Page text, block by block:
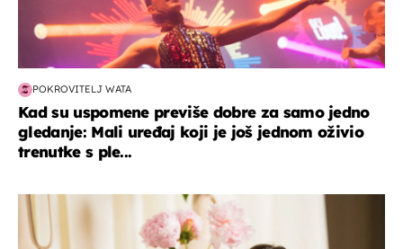
POKROVITELJ WATA
Kad su uspomene previše dobre za samo jedno
gledanje: Mali uređaj koji je još jednom oživio
trenutke s ple...
moda & ljepota